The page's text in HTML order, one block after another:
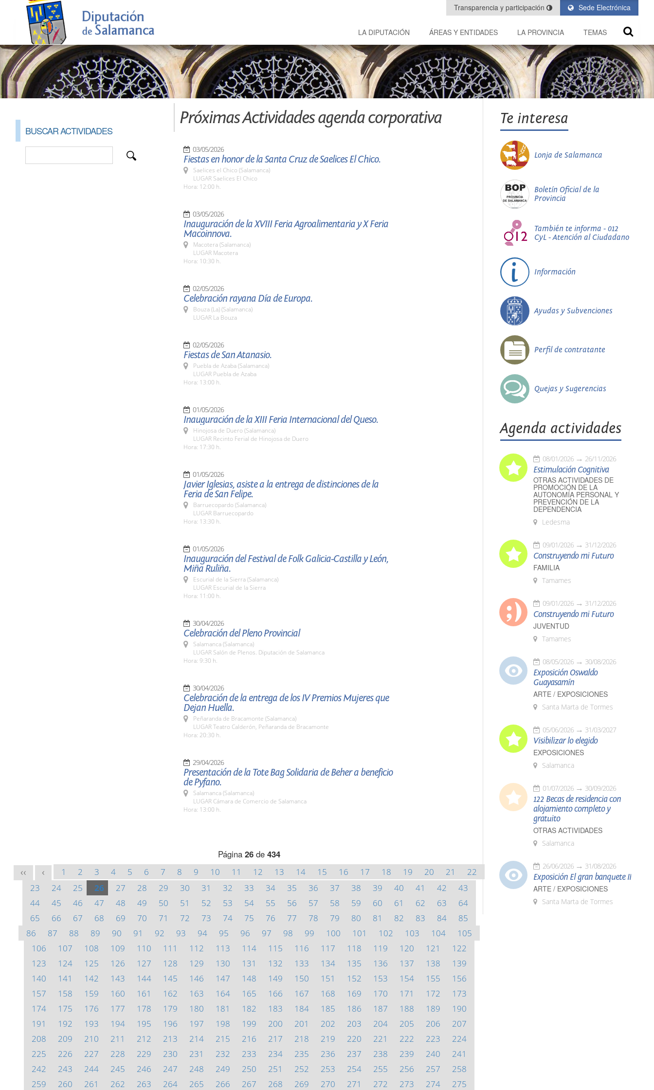
Sede Electrónica
Transparencia y participación
LA DIPUTACIÓN ÁREAS Y ENTIDADES LA PROVINCIA TEMAS
BUSCAR ACTIVIDADES
Próximas Actividades agenda corporativa
03/05/2026
Fiestas en honor de la Santa Cruz de Saelices El Chico.
Saelices el Chico (Salamanca)
LUGAR Saelices El Chico
Hora: 12:00 h.
03/05/2026
Inauguración de la XVIII Feria Agroalimentaria y X Feria
Macoinnova.
Macotera (Salamanca)
LUGAR Macotera
Hora: 10:30 h.
02/05/2026
Celebración rayana Día de Europa.
Bouza (La) (Salamanca)
LUGAR La Bouza
02/05/2026
Fiestas de San Atanasio.
Puebla de Azaba (Salamanca)
LUGAR Puebla de Azaba
Hora: 13:00 h.
01/05/2026
Inauguración de la XIII Feria Internacional del Queso.
Hinojosa de Duero (Salamanca)
LUGAR Recinto Ferial de Hinojosa de Duero
Hora: 17:30 h.
01/05/2026
Javier Iglesias, asiste a la entrega de distinciones de la
Feria de San Felipe.
Barruecopardo (Salamanca)
LUGAR Barruecopardo
Hora: 13:30 h.
01/05/2026
Inauguración del Festival de Folk Galicia-Castilla y León,
Miña Ruliña.
Escurial de la Sierra (Salamanca)
LUGAR Escurial de la Sierra
Hora: 11:00 h.
30/04/2026
Celebración del Pleno Provincial
Salamanca (Salamanca)
LUGAR Salón de Plenos. Diputación de Salamanca
Hora: 9:30 h.
30/04/2026
Celebración de la entrega de los IV Premios Mujeres que
Dejan Huella.
Peñaranda de Bracamonte (Salamanca)
LUGAR Teatro Calderón, Peñaranda de Bracamonte
Hora: 20:30 h.
29/04/2026
Presentación de la Tote Bag Solidaria de Beher a beneficio
de Pyfano.
Salamanca (Salamanca)
LUGAR Cámara de Comercio de Salamanca
Hora: 13:00 h.
Página 26 de 434
<< < 1 2 3 4 5 6 7 8 9 10 11 12 13 14 15 16 17 18 19 20 21
22
23
24 25 26 27 28 29 30 31 32 33 34 35 36 37 38 39 40 41 42
43
44
45 46 47 48 49 50 51 52 53 54 55 56 57 58 59 60 61 62 63
64
65
66 67 68 69 70 71 72 73 74 75 76 77 78 79 80 81 82 83 84
85
86
87 88 89 90 91 92 93 94 95 96 97 98 99 100 101 102 103 104
105
106
107 108 109 110 111 112 113 114 115 116 117 118 119 120 121
122
123
124 125 126 127 128 129 130 131 132 133 134 135 136 137 138
139
140
141 142 143 144 145 146 147 148 149 150 151 152 153 154 155
156
157
158 159 160 161 162 163 164 165 166 167 168 169 170 171 172
173
174
175 176 177 178 179 180 181 182 183 184 185 186 187 188 189
190
191
192 193 194 195 196 197 198 199 200 201 202 203 204 205 206
207
208
209 210 211 212 213 214 215 216 217 218 219 220 221 222 223
224
225
226 227 228 229 230 231 232 233 234 235 236 237 238 239 240
241
242
243 244 245 246 247 248 249 250 251 252 253 254 255 256 257
258
259
260 261 262 263 264 265 266 267 268 269 270 271 272 273 274 275
Te interesa
Lonja de Salamanca
Boletín Oficial de la
Provincia
También te informa - 012
CyL - Atención al Ciudadano
Información
Ayudas y Subvenciones
Perfil de contratante
Quejas y Sugerencias
Agenda actividades
08/01/2026 26/11/2026
Estimulación Cognitiva
OTRAS ACTIVIDADES DE
PROMOCIÓN DE LA
AUTONOMÍA PERSONAL Y
PREVENCIÓN DE LA
DEPENDENCIA
Ledesma
09/01/2026 31/12/2026
Construyendo mi Futuro
FAMILIA
Tamames
09/01/2026 31/12/2026
Construyendo mi Futuro
JUVENTUD
Tamames
08/05/2026 30/08/2026
Exposición Oswaldo
Guayasamín
ARTE / EXPOSICIONES
Santa Marta de Tormes
05/06/2026 31/03/2027
Visibilizar lo elegido
EXPOSICIONES
Salamanca
01/07/2026 30/09/2026
122 Becas de residencia con
alojamiento completo y
gratuito
OTRAS ACTIVIDADES
Salamanca
26/06/2026 31/08/2026
Exposición El gran banquete II
ARTE / EXPOSICIONES
Santa Marta de Tormes